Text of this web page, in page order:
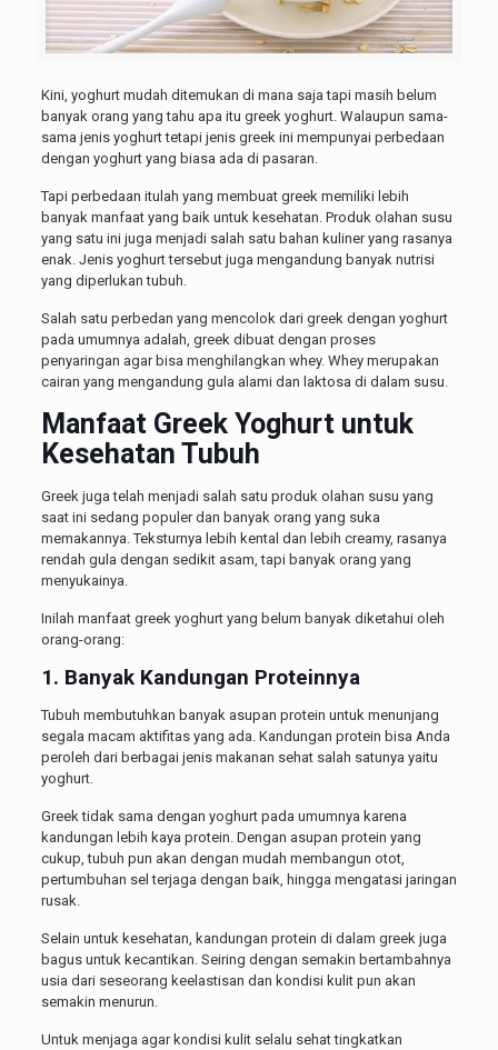
Kini, yoghurt mudah ditemukan di mana saja tapi masih belum
banyak orang yang tahu apa itu greek yoghurt. Walaupun sama-
sama jenis yoghurt tetapi jenis greek ini mempunyai perbedaan
dengan yoghurt yang biasa ada di pasaran.
Tapi perbedaan itulah yang membuat greek memiliki lebih
banyak manfaat yang baik untuk kesehatan. Produk olahan susu
yang satu ini juga menjadi salah satu bahan kuliner yang rasanya
enak. Jenis yoghurt tersebut juga mengandung banyak nutrisi
yang diperlukan tubuh.
Salah satu perbedan yang mencolok dari greek dengan yoghurt
pada umumnya adalah, greek dibuat dengan proses
penyaringan agar bisa menghilangkan whey. Whey merupakan
cairan yang mengandung gula alami dan laktosa di dalam susu.
Manfaat Greek Yoghurt untuk
Kesehatan Tubuh
Greek juga telah menjadi salah satu produk olahan susu yang
saat ini sedang populer dan banyak orang yang suka
memakannya. Teksturnya lebih kental dan lebih creamy, rasanya
rendah gula dengan sedikit asam, tapi banyak orang yang
menyukainya.
Inilah manfaat greek yoghurt yang belum banyak diketahui oleh
orang-orang:
1. Banyak Kandungan Proteinnya
Tubuh membutuhkan banyak asupan protein untuk menunjang
segala macam aktifitas yang ada. Kandungan protein bisa Anda
peroleh dari berbagai jenis makanan sehat salah satunya yaitu
yoghurt.
Greek tidak sama dengan yoghurt pada umumnya karena
kandungan lebih kaya protein. Dengan asupan protein yang
cukup, tubuh pun akan dengan mudah membangun otot,
pertumbuhan sel terjaga dengan baik, hingga mengatasi jaringan
rusak.
Selain untuk kesehatan, kandungan protein di dalam greek juga
bagus untuk kecantikan. Seiring dengan semakin bertambahnya
usia dari seseorang keelastisan dan kondisi kulit pun akan
semakin menurun.
Untuk menjaga agar kondisi kulit selalu sehat tingkatkan